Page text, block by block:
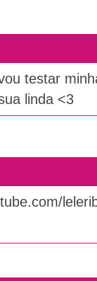
testar
linda <3